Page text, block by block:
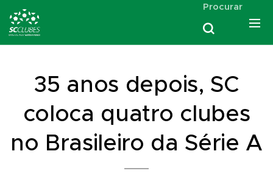
Procurar
35 anos depois, SC
coloca quatro clubes
no Brasileiro da Série A